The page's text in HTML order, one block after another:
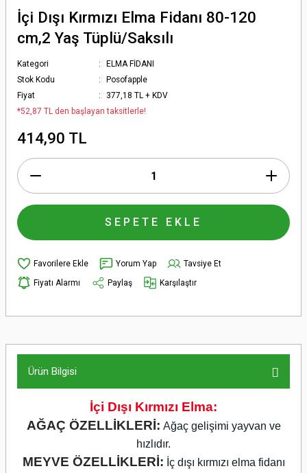
İçi Dışı Kırmızı Elma Fidanı 80-120
cm,2 Yaş Tüplü/Saksılı
Kategori
ELMA FİDANI
Stok Kodu
Posofapple
Fiyat
377,18 TL + KDV
*52,87 TL den başlayan taksitlerle!
414,90 TL
SEPETE EKLE
Yorum Yap
Tavsiye Et
Fiyatı Alarmı
Paylaş Karşılaştır
Ürün Bilgisi
İçi Dışı Kırmızı Elma:
AĞAÇ ÖZELLİKLERİ: Ağaç gelişimi yayvan ve
hızlıdır.
MEYVE ÖZELLİKLERİ: İç dışı kırmızı elma fidanı